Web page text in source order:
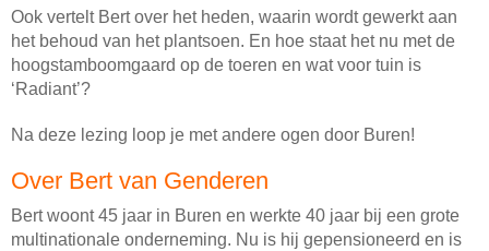
Ook vertelt Bert over het heden, waarin wordt gewerkt aan
het behoud van het plantsoen. En hoe staat het nu met de
hoogstamboomgaard op de toeren en wat voor tuin is
‘Radiant’?
Na deze lezing loop je met andere ogen door Buren!
Over Bert van Genderen
Bert woont 45 jaar in Buren en werkte 40 jaar bij een grote
multinationale onderneming. Nu is hij gepensioneerd en is